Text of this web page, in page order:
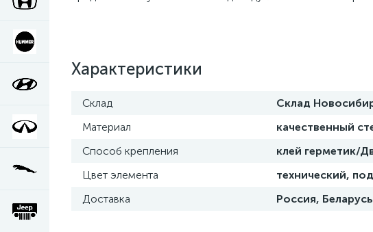
Характеристики
Склад
Склад
Материал
качественный
Способ крепления
клей герметик/
Цвет элемента
технический,
Доставка
Россия,